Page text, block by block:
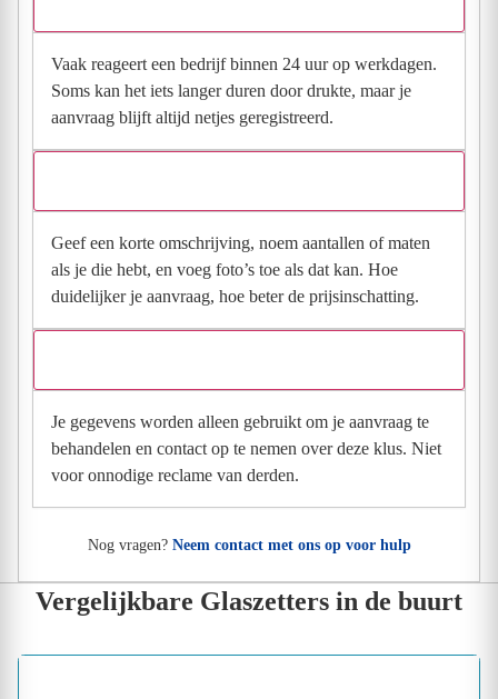
Vaak reageert een bedrijf binnen 24 uur op werkdagen.
Soms kan het iets langer duren door drukte, maar je
aanvraag blijft altijd netjes geregistreerd.
Geef een korte omschrijving, noem aantallen of maten
als je die hebt, en voeg foto’s toe als dat kan. Hoe
duidelijker je aanvraag, hoe beter de prijsinschatting.
Je gegevens worden alleen gebruikt om je aanvraag te
behandelen en contact op te nemen over deze klus. Niet
voor onnodige reclame van derden.
Nog vragen? Neem contact met ons op voor hulp
Vergelijkbare Glaszetters in de buurt